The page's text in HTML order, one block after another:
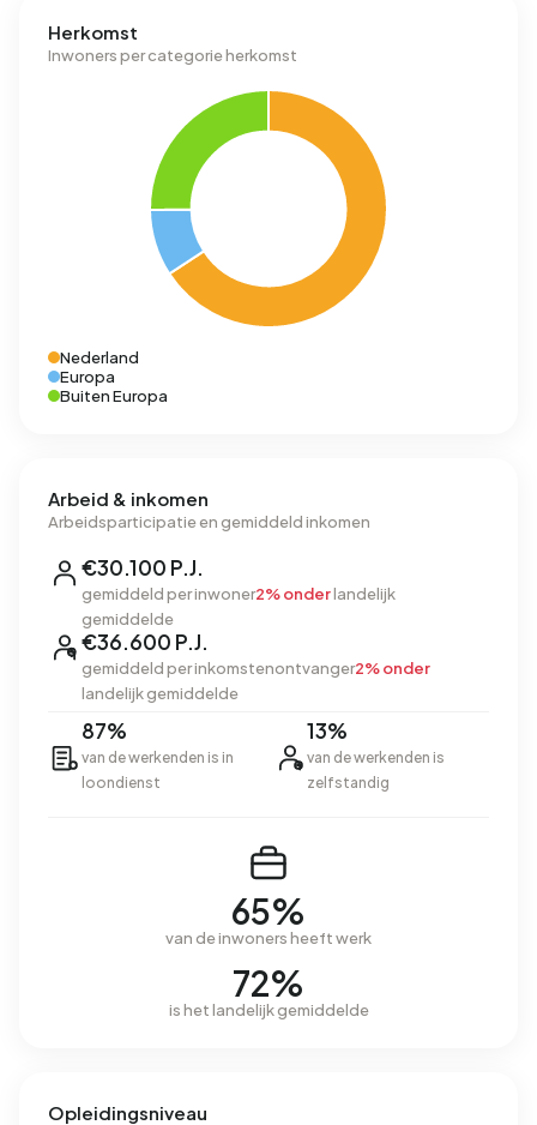
Herkomst
Inwoners per categorie herkomst
Nederland
Europa
Buiten Europa
Arbeid & inkomen
Arbeidsparticipatie en gemiddeld inkomen
€30.100 P.J.
gemiddeld per inwoner2% onderlandelijk
gemiddelde
€36.600 P.J.
gemiddeld per inkomstenontvanger2% onder
landelijk gemiddelde
87%
van de werkenden is in
loondienst
13%
van de werkenden is
zelfstandig
65%
van de inwoners heeft werk
72%
is het landelijk gemiddelde
Opleidingsniveau